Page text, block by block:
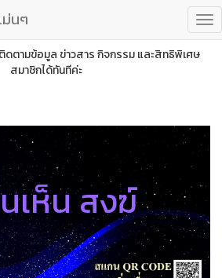
นๆ
ดตามข้อมูล ข่าวสาร กิจกรรม และสิทธิพิเศษ
สมาชิกได้ทันทีค่ะ
เห็น สงฆ์